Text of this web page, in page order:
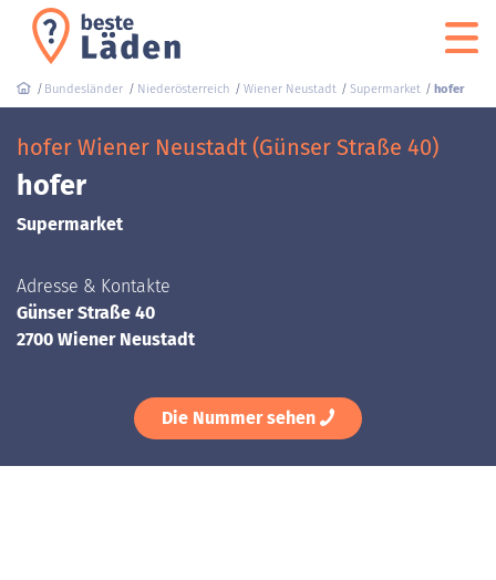
Bundesländer Niederösterreich Wiener Neustadt Supermarket hofer
hofer Wiener Neustadt (Günser Straße 40)
hofer
Supermarket
Adresse & Kontakte
Günser Straße 40
2700 Wiener Neustadt
Die Nummer sehen